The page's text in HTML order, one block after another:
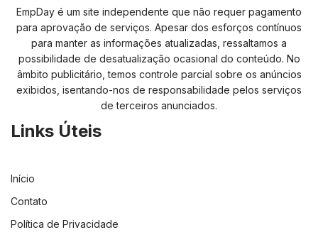
EmpDay é um site independente que não requer pagamento
para aprovação de serviços. Apesar dos esforços contínuos
para manter as informações atualizadas, ressaltamos a
possibilidade de desatualização ocasional do conteúdo. No
âmbito publicitário, temos controle parcial sobre os anúncios
exibidos, isentando-nos de responsabilidade pelos serviços
de terceiros anunciados.
Links Úteis
Início
Contato
Política de Privacidade